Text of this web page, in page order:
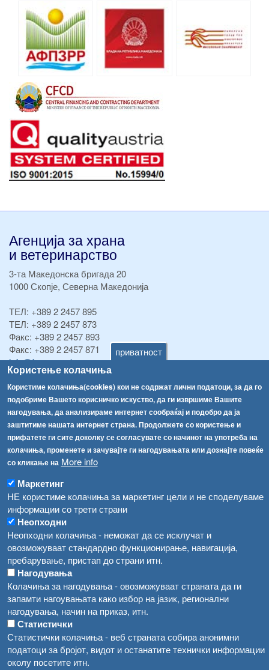
приватност
Користење колачиња
Користиме колачиња(cookies) кои не содржат лични податоци, за да го
подобриме Вашето корисничко искуство, да ги извршиме Вашите
нагодувања, да анализираме интернет сообраќај и подобро да ја
заштитиме нашата интернет страна. Продолжете со користење и
прифатете ги сите доколку се согласувате со начинот на употреба на
колачиња, променете и зачувајте ги нагодувањата или дознајте повеќе
со кликање на More info
Маркетинг
НЕ користиме колачиња за маркетинг цели и не споделуваме
информации со трети страни
Неопходни
Неопходни колачиња - неможат да се исклучат и
овозможуваат стандардно функционирање, навигација,
пребарување, пристап до страни итн.
Нагодувања
Колачиња за нагодувања - овозможуваат страната да ги
запамти нагоувањата како избор на јазик, регионални
нагодувања, начин на приказ, итн.
Статистички
Статистички колачиња - веб страната собира анонимни
податоци за бројот, видот и останатите технички информации
околу посетите итн.
Агенција за храна
и ветеринарство
3-та Македонска бригада 20
1000 Скопје, Северна Македонија
ТЕЛ: +389 2 2457 895
ТЕЛ: +389 2 2457 873
Факс: +389 2 2457 893
Факс: +389 2 2457 871
info@fva.gov.mk
[АХВ-претходна страна]
Соопштенија
Република Бугарија ги засили официјалните контроли при увоз на свежо овошје и зеленчук
Високите температури ризик од труење со храна, опасни се и за животните
Водата во Гостивар може да се користи како техничка, продолжува испораката на флаширана вода
Во Гостивар спроведени 70 вонредни контроли
Забраната за водата во Гостивар останува на сила, операторите да користат само технички безбедна вода
Навигација
Архива
Регистри
Обрасци
Огласи